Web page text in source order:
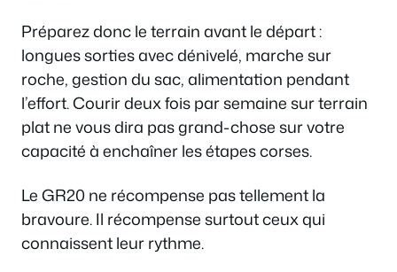
Préparez donc le terrain avant le départ :
longues sorties avec dénivelé, marche sur
roche, gestion du sac, alimentation pendant
l’effort. Courir deux fois par semaine sur terrain
plat ne vous dira pas grand-chose sur votre
capacité à enchaîner les étapes corses.
Le GR20 ne récompense pas tellement la
bravoure. Il récompense surtout ceux qui
connaissent leur rythme.